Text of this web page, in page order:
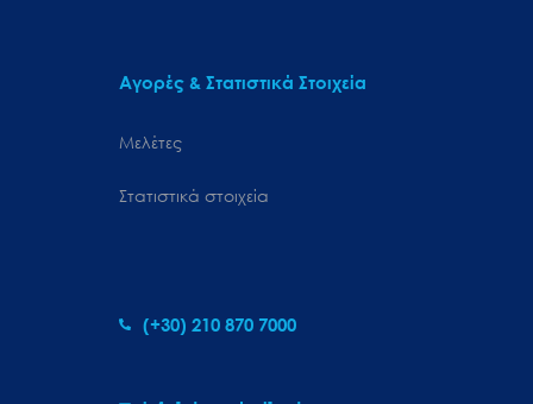
Αγορές & Στατιστικά Στοιχεία
Μελέτες
Στατιστικά στοιχεία
(+30) 210 870 7000